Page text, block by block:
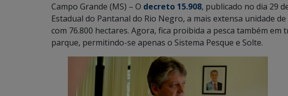
Campo Grande (MS) – O decreto 15.908, publicado no dia 29
Estadual do Pantanal do Rio Negro, a mais extensa unidade
com 76.800 hectares. Agora, fica proibida a pesca também
parque, permitindo-se apenas o Sistema Pesque e Solte.